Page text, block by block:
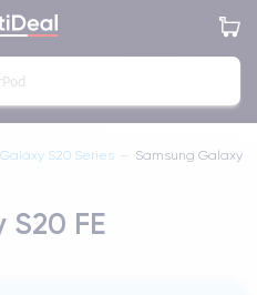
Galaxy S20 Series — Samsung Galaxy
FE